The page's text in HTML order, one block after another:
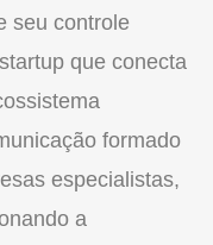
seu controle
que conecta
formado
especialistas,
a